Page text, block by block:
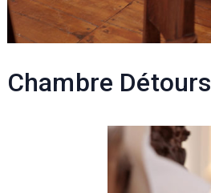
Chambre Détours